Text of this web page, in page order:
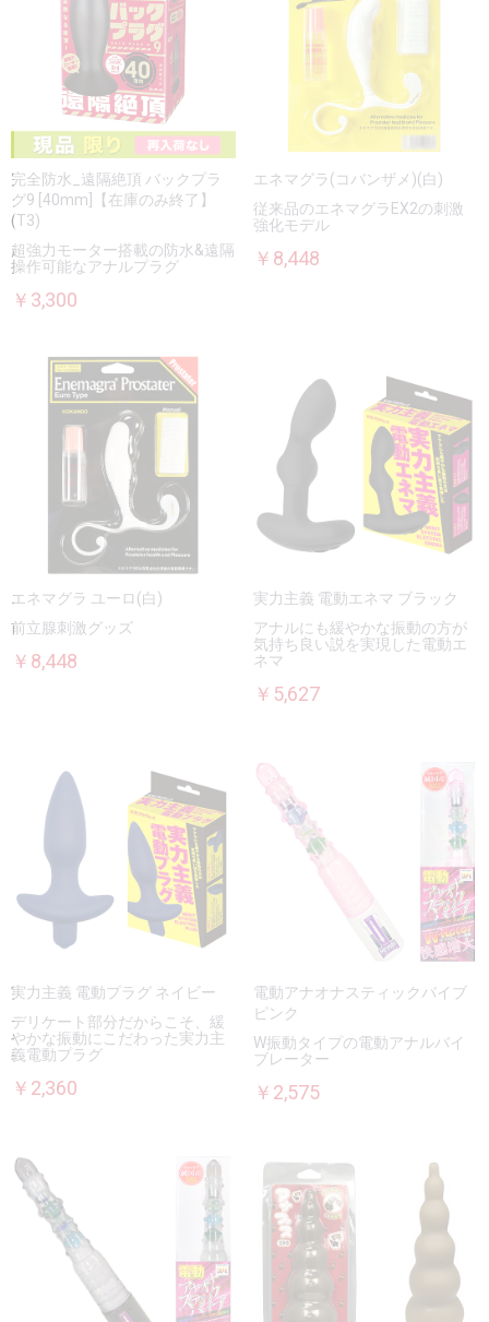
完全防水_遠隔絶頂 バックプラ
グ9 [40mm]【在庫のみ終了】
(T3)
超強力モーター搭載の防水&遠隔
操作可能なアナルプラグ
￥3,300
エネマグラ(コバンザメ)(白)
従来品のエネマグラEX2の刺激
強化モデル
￥8,448
エネマグラ ユーロ(白)
前立腺刺激グッズ
￥8,448
実力主義 電動エネマ ブラック
アナルにも緩やかな振動の方が
気持ち良い説を実現した電動エ
ネマ
￥5,627
実力主義 電動プラグ ネイビー
デリケート部分だからこそ、緩
やかな振動にこだわった実力主
義電動プラグ
￥2,360
電動アナオナスティックバイブ
ピンク
W振動タイプの電動アナルバイ
ブレーター
￥2,575